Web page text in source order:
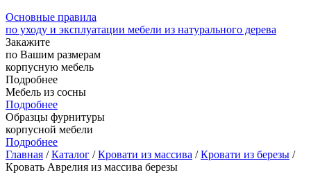
Основные правила
по уходу и эксплуатации мебели из натурального дерева
Закажите
по Вашим размерам
корпусную мебель
Подробнее
Мебель из сосны
Подробнее
Образцы фурнитуры
корпусной мебели
Подробнее
Главная /Каталог /Кровати из массива /Кровати из березы /
Кровать Аврелия из массива березы